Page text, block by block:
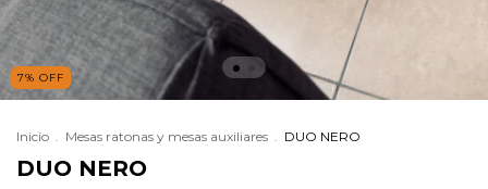
7% OFF
Inicio Mesas ratonas y mesas auxiliares DUO NERO
DUO NERO